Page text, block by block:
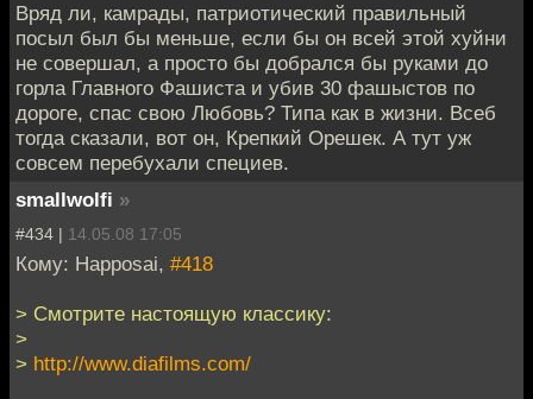
Вряд ли, камрады, патриотический правильный
посыл был бы меньше, если бы он всей этой хуйни
не совершал, а просто бы добрался бы руками до
горла Главного Фашиста и убив 30 фашыстов по
дороге, спас свою Любовь? Типа как в жизни. Всеб
тогда сказали, вот он, Крепкий Орешек. А тут уж
совсем перебухали специев.
smallwolfi »
#434 | 14.05.08 17:05
Кому: Happosai, #418
> Смотрите настоящую классику:
>
> http://www.diafilms.com/